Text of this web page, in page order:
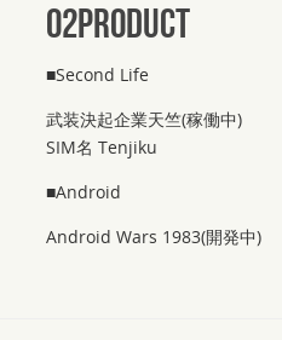
02Product
■Second Life
武装決起企業天竺(稼働中)
SIM名 Tenjiku
■Android
Android Wars 1983(開発中)